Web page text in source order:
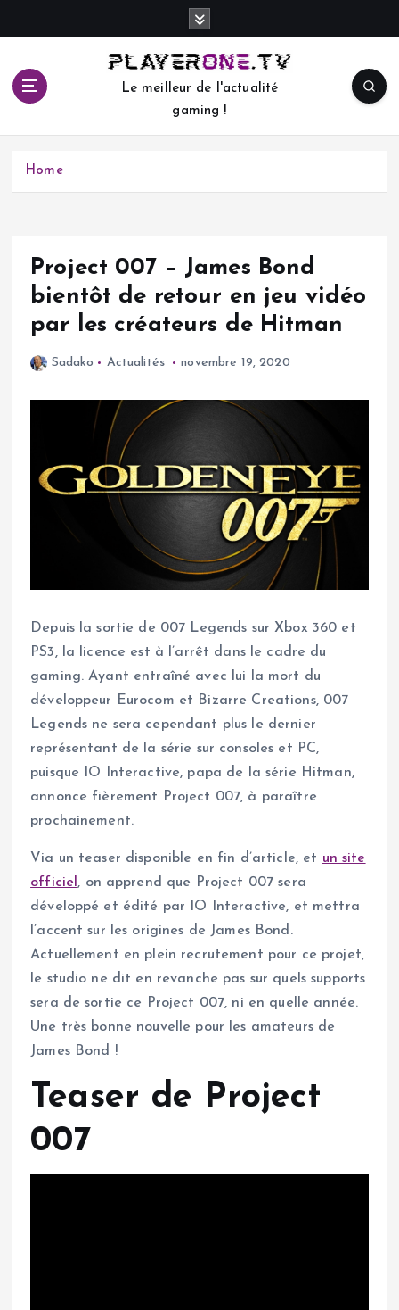
c
Le meilleur de l'actualité
gaming !
Home
Project 007 – James Bond
bientôt de retour en jeu vidéo
par les créateurs de Hitman
Sadako Actualités novembre 19, 2020
Depuis la sortie de 007 Legends sur Xbox 360 et
PS3, la licence est à l’arrêt dans le cadre du
gaming. Ayant entraîné avec lui la mort du
développeur Eurocom et Bizarre Creations, 007
Legends ne sera cependant plus le dernier
représentant de la série sur consoles et PC,
puisque IO Interactive, papa de la série Hitman,
annonce fièrement Project 007, à paraître
prochainement.
Via un teaser disponible en fin d’article, et un site
officiel , on apprend que Project 007 sera
développé et édité par IO Interactive, et mettra
l’accent sur les origines de James Bond.
Actuellement en plein recrutement pour ce projet,
le studio ne dit en revanche pas sur quels supports
sera de sortie ce Project 007, ni en quelle année.
Une très bonne nouvelle pour les amateurs de
James Bond !
Teaser de Project
007